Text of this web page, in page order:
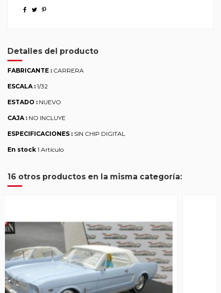
Detalles del producto
FABRICANTE : CARRERA
ESCALA : 1/32
ESTADO : NUEVO
CAJA : NO INCLUYE
ESPECIFICACIONES : SIN CHIP DIGITAL
En stock 1 Artículo
16 otros productos en la misma categoría: